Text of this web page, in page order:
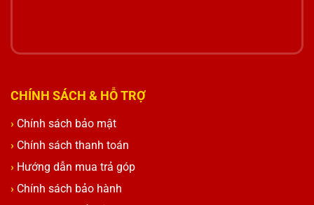
CHÍNH SÁCH & HỖ TRỢ
Chính sách bảo mật
Chính sách thanh toán
Hướng dẫn mua trả góp
Chính sách bảo hành